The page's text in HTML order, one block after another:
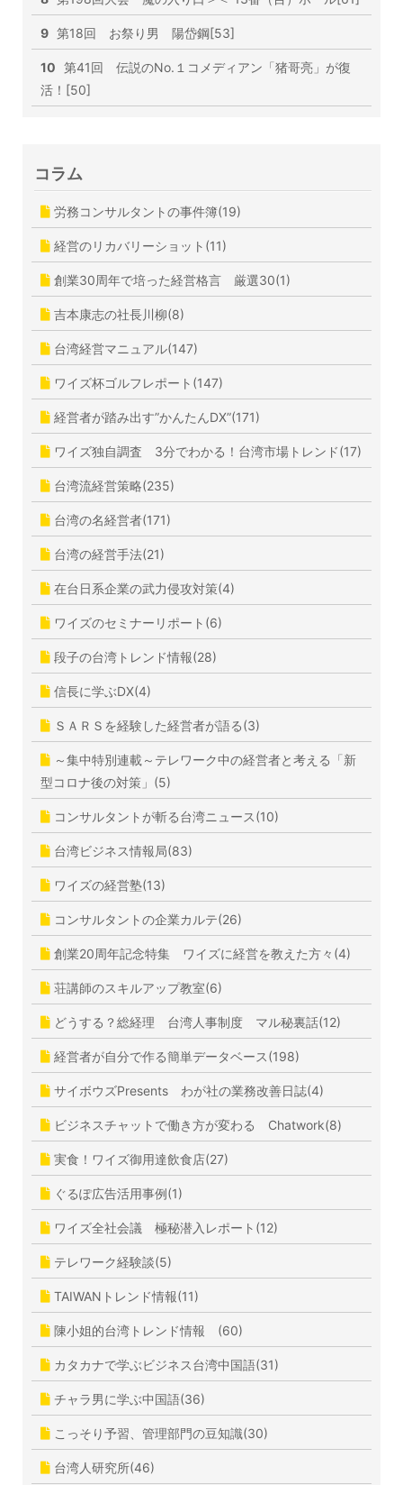
9 第18回 お祭り男 陽岱鋼[53]
10 第41回 伝説のNo.１コメディアン「猪哥亮」が復
活！[50]
コラム
労務コンサルタントの事件簿(19)
経営のリカバリーショット(11)
創業30周年で培った経営格言 厳選30(1)
吉本康志の社長川柳(8)
台湾経営マニュアル(147)
ワイズ杯ゴルフレポート(147)
経営者が踏み出す”かんたんDX”(171)
ワイズ独自調査 3分でわかる！台湾市場トレンド(17)
台湾流経営策略(235)
台湾の名経営者(171)
台湾の経営手法(21)
在台日系企業の武力侵攻対策(4)
ワイズのセミナーリポート(6)
段子の台湾トレンド情報(28)
信長に学ぶDX(4)
ＳＡＲＳを経験した経営者が語る(3)
～集中特別連載～テレワーク中の経営者と考える「新
型コロナ後の対策」(5)
コンサルタントが斬る台湾ニュース(10)
台湾ビジネス情報局(83)
ワイズの経営塾(13)
コンサルタントの企業カルテ(26)
創業20周年記念特集 ワイズに経営を教えた方々(4)
荘講師のスキルアップ教室(6)
どうする？総経理 台湾人事制度 マル秘裏話(12)
経営者が自分で作る簡単データベース(198)
サイボウズPresents わが社の業務改善日誌(4)
ビジネスチャットで働き方が変わる Chatwork(8)
実食！ワイズ御用達飲食店(27)
ぐるぽ広告活用事例(1)
ワイズ全社会議 極秘潜入レポート(12)
テレワーク経験談(5)
TAIWANトレンド情報(11)
陳小姐的台湾トレンド情報 (60)
カタカナで学ぶビジネス台湾中国語(31)
チャラ男に学ぶ中国語(36)
こっそり予習、管理部門の豆知識(30)
台湾人研究所(46)